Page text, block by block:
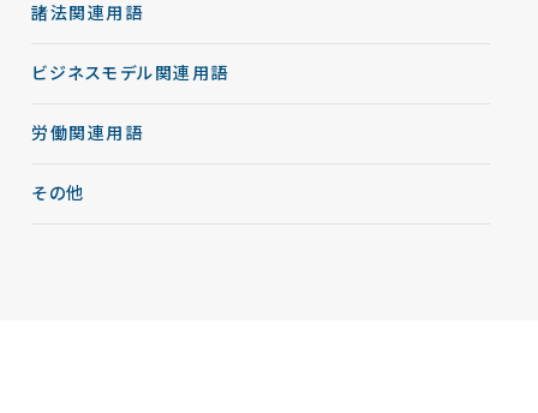
諸法関連用語
ビジネスモデル関連用語
労働関連用語
その他